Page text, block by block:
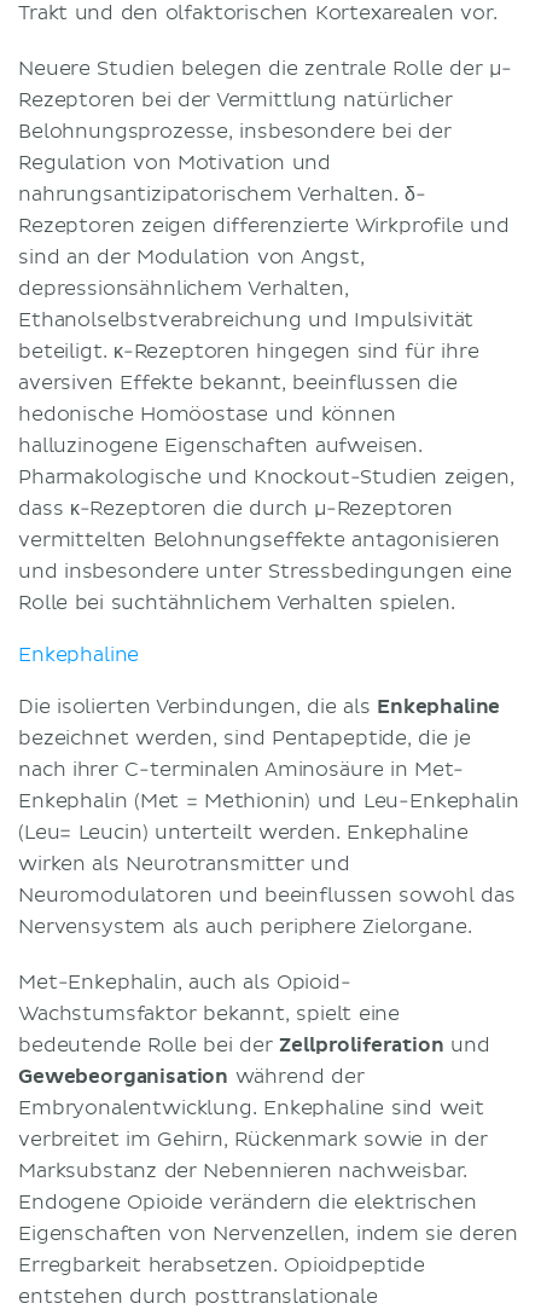
Trakt und den olfaktorischen Kortexarealen vor.
Neuere Studien belegen die zentrale Rolle der μ-
Rezeptoren bei der Vermittlung natürlicher
Belohnungsprozesse, insbesondere bei der
Regulation von Motivation und
nahrungsantizipatorischem Verhalten. δ-
Rezeptoren zeigen differenzierte Wirkprofile und
sind an der Modulation von Angst,
depressionsähnlichem Verhalten,
Ethanolselbstverabreichung und Impulsivität
beteiligt. κ-Rezeptoren hingegen sind für ihre
aversiven Effekte bekannt, beeinflussen die
hedonische Homöostase und können
halluzinogene Eigenschaften aufweisen.
Pharmakologische und Knockout-Studien zeigen,
dass κ-Rezeptoren die durch μ-Rezeptoren
vermittelten Belohnungseffekte antagonisieren
und insbesondere unter Stressbedingungen eine
Rolle bei suchtähnlichem Verhalten spielen.
Enkephaline
Die isolierten Verbindungen, die als Enkephaline
bezeichnet werden, sind Pentapeptide, die je
nach ihrer C-terminalen Aminosäure in Met-
Enkephalin (Met = Methionin) und Leu-Enkephalin
(Leu= Leucin) unterteilt werden. Enkephaline
wirken als Neurotransmitter und
Neuromodulatoren und beeinflussen sowohl das
Nervensystem als auch periphere Zielorgane.
Met-Enkephalin, auch als Opioid-
Wachstumsfaktor bekannt, spielt eine
bedeutende Rolle bei derZellproliferation und
Gewebeorganisation während der
Embryonalentwicklung. Enkephaline sind weit
verbreitet im Gehirn, Rückenmark sowie in der
Marksubstanz der Nebennieren nachweisbar.
Endogene Opioide verändern die elektrischen
Eigenschaften von Nervenzellen, indem sie deren
Erregbarkeit herabsetzen. Opioidpeptide
entstehen durch posttranslationale